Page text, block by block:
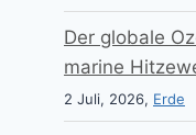
Der globale
marine
2 Juli, 2026, Erde